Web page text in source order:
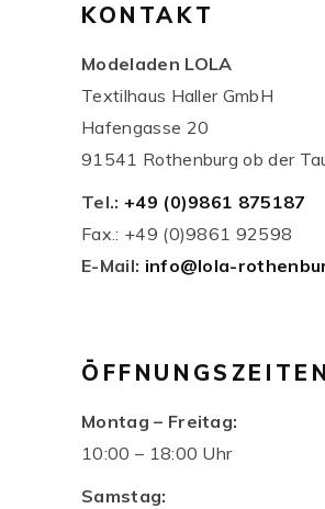
KONTAKT
Modeladen LOLA
Textilhaus Haller GmbH
Hafengasse 20
91541 Rothenburg ob der
Tel.: +49 (0)9861 875187
Fax.: +49 (0)9861 92598
E-Mail: info@lola-
ÖFFNUNGSZEITEN
Montag – Freitag:
10:00 – 18:00 Uhr
Samstag: